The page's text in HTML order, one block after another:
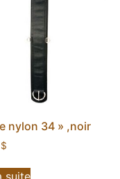
nylon 34 » ,noir
$